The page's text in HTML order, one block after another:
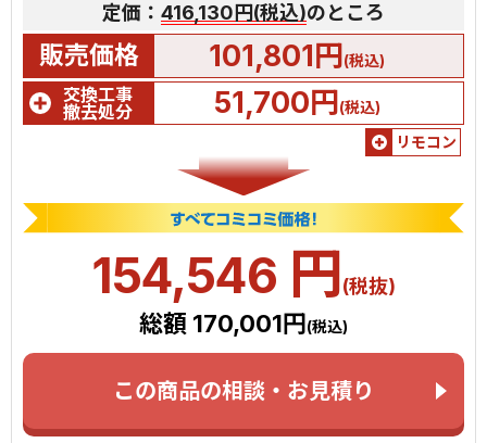
定価： 416,130円(税込)のところ
販売価格 101,801円(税込)
交換工事
撤去処分
51,700円(税込)
リモコン
154,546 円(税抜)
総額 170,001円 (税込)
この商品の相談・お見積り